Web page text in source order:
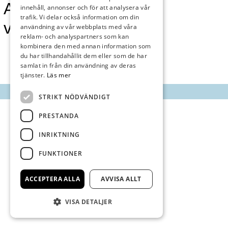
Annonsmarknan
vecka 25
innehåll, annonser och för att analysera vår
trafik. Vi delar också information om din
användning av vår webbplats med våra
reklam- och analyspartners som kan
kombinera den med annan information som
du har tillhandahållit dem eller som de har
samlat in från din användning av deras
tjänster. Läs mer
STRIKT NÖDVÄNDIGT
PRESTANDA
INRIKTNING
FUNKTIONER
ACCEPTERA ALLA AVVISA ALLT
VISA DETALJER